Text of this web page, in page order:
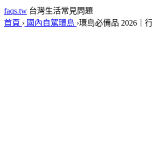
faqs.tw 台灣生活常見問題
首頁 › 國內自駕環島 ›環島必備品 2026｜